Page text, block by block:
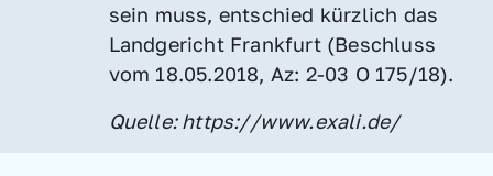
sein muss, entschied kürzlich das
Landgericht Frankfurt (Beschluss
vom 18.05.2018, Az: 2-03 O 175/18).
Quelle: https://www.exali.de/